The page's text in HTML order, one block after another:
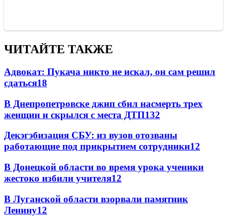
ЧИТАЙТЕ ТАКЖЕ
Адвокат: Пукача никто не искал, он сам решил
сдаться18
В Днепропетровске джип сбил насмерть трех
женщин и скрылся с места ДТП132
Декэгэбизация СБУ: из вузов отозваны
работающие под прикрытием сотрудники12
В Донецкой области во время урока ученики
жестоко избили учителя12
В Луганской области взорвали памятник
Ленину12